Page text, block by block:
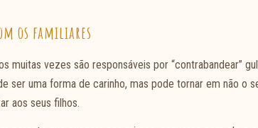
os familiares
muitas vezes são responsáveis por “contrabandear”
ser uma forma de carinho, mas pode tornar em não o
aos seus filhos.